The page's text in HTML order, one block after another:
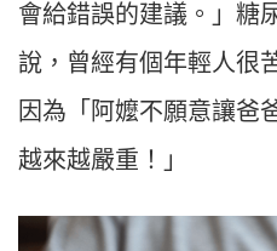
會給錯誤的建議。」糖
說，曾經有個年輕人很
因為「阿嬤不願意讓爸
越來越嚴重！」